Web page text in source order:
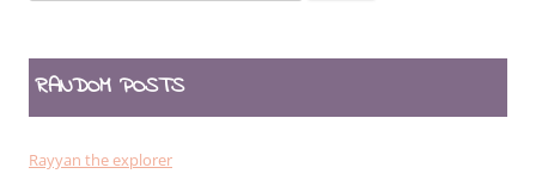
for:
RANDOM POSTS
Rayyan the explorer